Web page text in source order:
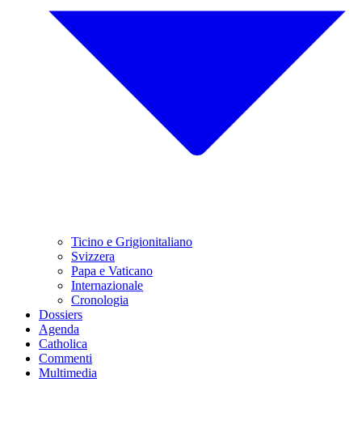
Ticino e Grigionitaliano
Svizzera
Papa e Vaticano
Internazionale
Cronologia
Dossiers
Agenda
Catholica
Commenti
Multimedia